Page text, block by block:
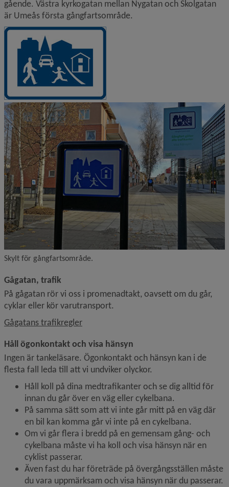
gående. Västra kyrkogatan mellan Nygatan och Skolgatan
är Umeås första gångfartsområde.
Skylt för gångfartsområde.
Gågatan, trafik
På gågatan rör vi oss i promenadtakt, oavsett om du går,
cyklar eller kör varutransport.
Gågatans trafikregler
Håll ögonkontakt och visa hänsyn
Ingen är tankeläsare. Ögonkontakt och hänsyn kan i de
flesta fall leda till att vi undviker olyckor.
Håll koll på dina medtrafikanter och se dig alltid för
innan du går över en väg eller cykelbana.
På samma sätt som att vi inte går mitt på en väg där
en bil kan komma går vi inte på en cykelbana.
Om vi går flera i bredd på en gemensam gång- och
cykelbana måste vi ha koll och visa hänsyn när en
cyklist passerar.
Även fast du har företräde på övergångsställen måste
du vara uppmärksam och visa hänsyn när du passerar.